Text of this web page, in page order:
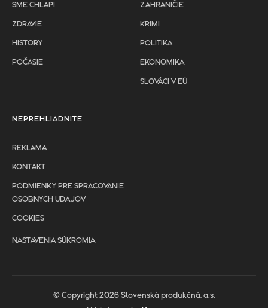
SME CHLAPI
ZDRAVIE
HISTORY
POČASIE
ZAHRANIČIE
KRIMI
POLITIKA
EKONOMIKA
SLOVÁCI V EÚ
NEPREHLIADNITE
REKLAMA
KONTAKT
PODMIENKY PRE SPRACOVANIE
OSOBNYCH UDAJOV
COOKIES
NASTAVENIA SÚKROMIA
© Copyright 2026 Slovenská produkčná, a.s.